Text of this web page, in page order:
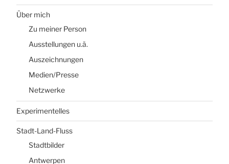
Über mich
Zu meiner Person
Ausstellungen u.ä.
Auszeichnungen
Medien/Presse
Netzwerke
Experimentelles
Stadt-Land-Fluss
Stadtbilder
Antwerpen